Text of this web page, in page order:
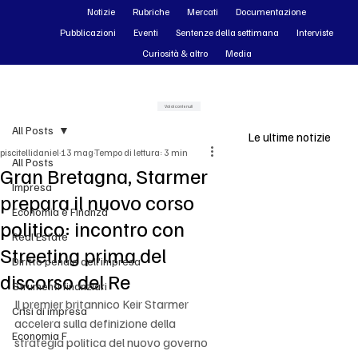
All Posts
Impresa
Economia e Finanza
Real Estate
Diritto penale dell'impresa
Strumenti finanziari
Crisi di impresa
Economia F
All Posts
Gran Bretagna, Starmer
prepara il nuovo corso
politico: incontro con
Streeting prima del
discorso del Re
piscitellidaniel 13 magTempo di lettura: 3 min
Il premier britannico Keir Starmer
accelera sulla definizione della
strategia politica del nuovo governo
Le ultime notizie
Notizie Rubriche Mercati
Documentazione
Pubblicazioni
Eventi Sentenze della settimana
Interviste
Curiosità & altro
Media
Vai ai contenuti